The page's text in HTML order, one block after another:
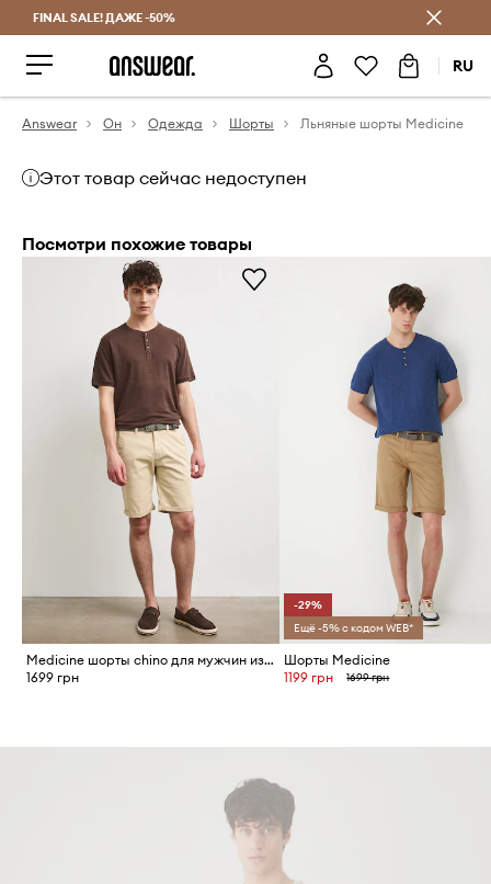
FINAL SALE! ДАЖЕ -50%
RU
Answear Он Одежда Шорты Льняные шорты Medicine
Этот товар сейчас недоступен
Посмотри похожие товары
Medicine шорты chino для мужчин из хлопка с эластаном
1699 грн
-29%
Ещё -5% с кодом WEB*
Шорты Medicine
1199 грн
1699 грн